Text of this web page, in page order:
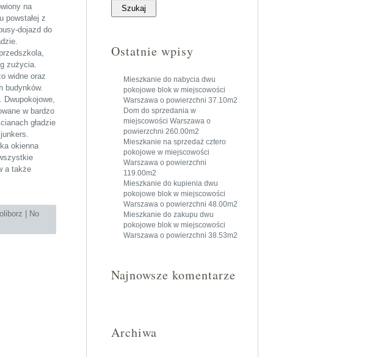
Ostatnie wpisy
Mieszkanie do nabycia dwu
pokojowe blok w miejscowości
Warszawa o powierzchni 37.10m2
Dom do sprzedania w
miejscowości Warszawa o
powierzchni 260.00m2
Mieszkanie na sprzedaż cztero
pokojowe w miejscowości
Warszawa o powierzchni
119.00m2
Mieszkanie do kupienia dwu
pokojowe blok w miejscowości
Warszawa o powierzchni 48.00m2
Mieszkanie do zakupu dwu
pokojowe blok w miejscowości
Warszawa o powierzchni 38.53m2
Najnowsze komentarze
Archiwa
na
powstałej z
dojazd do
zużycia.
widne oraz
budynków.
Dwupokojowe,
w bardzo
gładzie
okienna
a także
No